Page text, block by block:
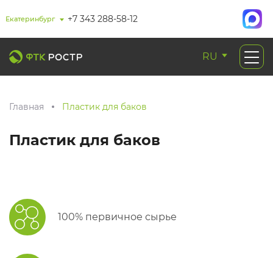
Екатеринбург +7 343 288-58-12
RU
Главная Пластик для баков
Пластик для баков
100% первичное сырье